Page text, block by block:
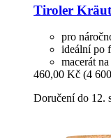
Tiroler
pro
ideální po
macerát
460,00 Kč (4
Doručení do 12.